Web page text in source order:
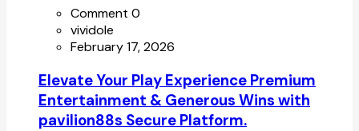
Comment 0
vividole
February 17, 2026
Elevate Your Play Experience Premium
Entertainment & Generous Wins with
pavilion88s Secure Platform.